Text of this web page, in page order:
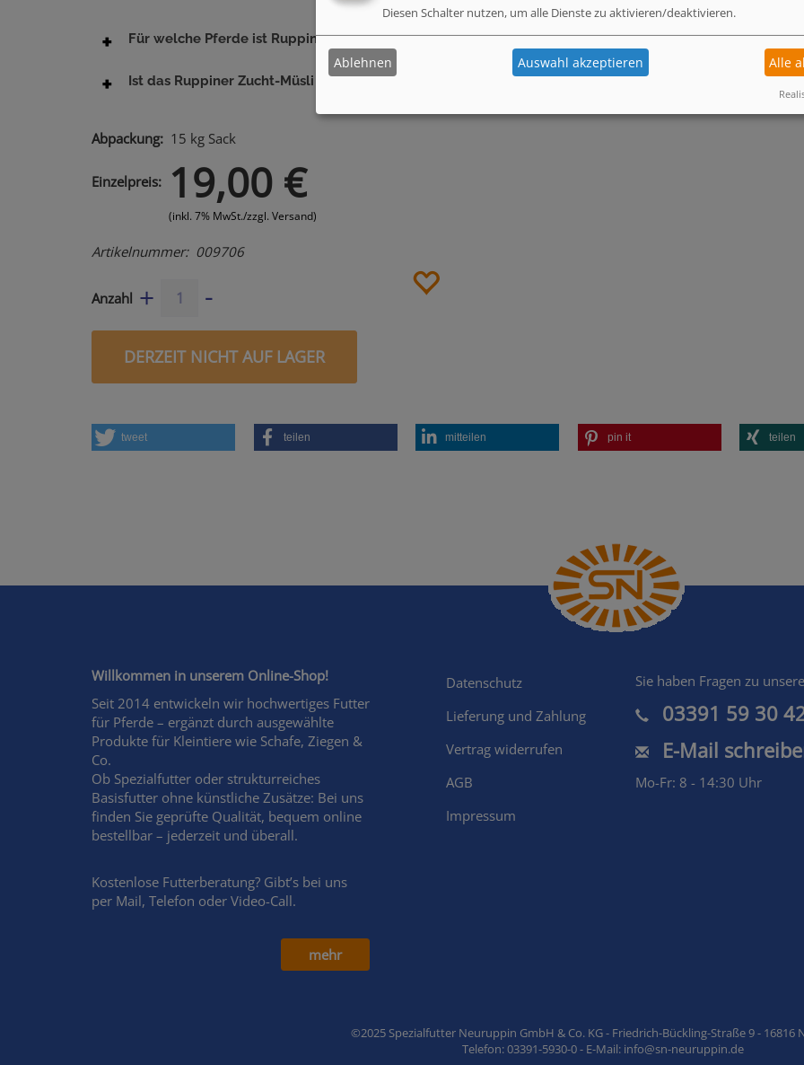
Für welche Pferde ist Ruppiner Zucht-Müsli geeignet?
Ist das Ruppiner Zucht-Müsli für mein Fohlen geeignet?
15 kg Sack
Einzelpreis 19,00 €
(inkl. 7% MwSt./zzgl. Versand)
Artikelnummer 009706
Anzahl + -
DERZEIT NICHT AUF LAGER
tweet teilen mitteilen pin it teilen
Willkommen in unserem Online-Shop!
Seit 2014 entwickeln wir hochwertiges Futter
für Pferde – ergänzt durch ausgewählte
Produkte für Kleintiere wie Schafe, Ziegen &
Co.
Ob Spezialfutter oder strukturreiches
Basisfutter ohne künstliche Zusätze: Bei uns
finden Sie geprüfte Qualität, bequem online
bestellbar – jederzeit und überall.
Kostenlose Futterberatung? Gibt’s bei uns
per Mail, Telefon oder Video-Call.
mehr
Shopmenu
Datenschutz
Lieferung und Zahlung
Vertrag widerrufen
AGB
Impressum
Sie haben Fragen zu
03391 59 30
E-Mail
Mo-Fr: 8 - 14:30 Uhr
©2025 Spezialfutter Neuruppin GmbH & Co. KG - Friedrich-Bückling-Straße 9 - 16816
Telefon: 03391-5930-0 - E-Mail: info@sn-neuruppin.de
Diesen Schalter nutzen, um alle Dienste zu aktivieren/deaktivieren.
Ablehnen Auswahl akzeptieren Alle